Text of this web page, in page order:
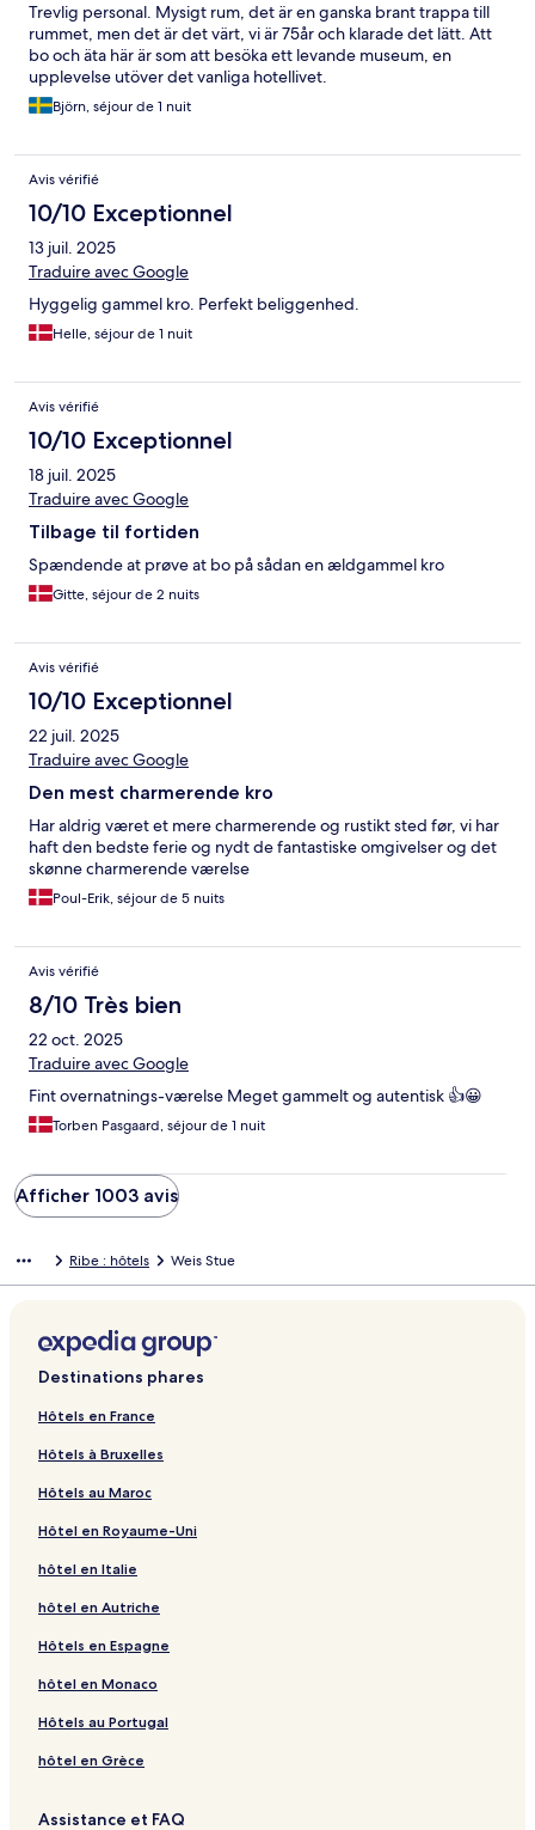
Trevlig personal. Mysigt rum, det är en ganska brant trappa till
rummet, men det är det värt, vi är 75år och klarade det lätt. Att
bo och äta här är som att besöka ett levande museum, en
upplevelse utöver det vanliga hotellivet.
Björn, séjour de 1 nuit
Avis vérifié
10/10 Exceptionnel
13 juil. 2025
Traduire avec Google
Hyggelig gammel kro. Perfekt beliggenhed.
Helle, séjour de 1 nuit
Avis vérifié
10/10 Exceptionnel
18 juil. 2025
Traduire avec Google
Tilbage til fortiden
Spændende at prøve at bo på sådan en ældgammel kro
Gitte, séjour de 2 nuits
Avis vérifié
10/10 Exceptionnel
22 juil. 2025
Traduire avec Google
Den mest charmerende kro
Har aldrig været et mere charmerende og rustikt sted før, vi har
haft den bedste ferie og nydt de fantastiske omgivelser og det
skønne charmerende værelse
Poul-Erik, séjour de 5 nuits
Avis vérifié
8/10 Très bien
22 oct. 2025
Traduire avec Google
Fint overnatnings-værelse Meget gammelt og autentisk 👍😀
Torben Pasgaard, séjour de 1 nuit
Afficher 1003 avis
Ribe : hôtels Weis Stue
Destinations phares
Hôtels en France
Hôtels à Bruxelles
Hôtels au Maroc
Hôtel en Royaume-Uni
hôtel en Italie
hôtel en Autriche
Hôtels en Espagne
hôtel en Monaco
Hôtels au Portugal
hôtel en Grèce
Assistance et FAQ